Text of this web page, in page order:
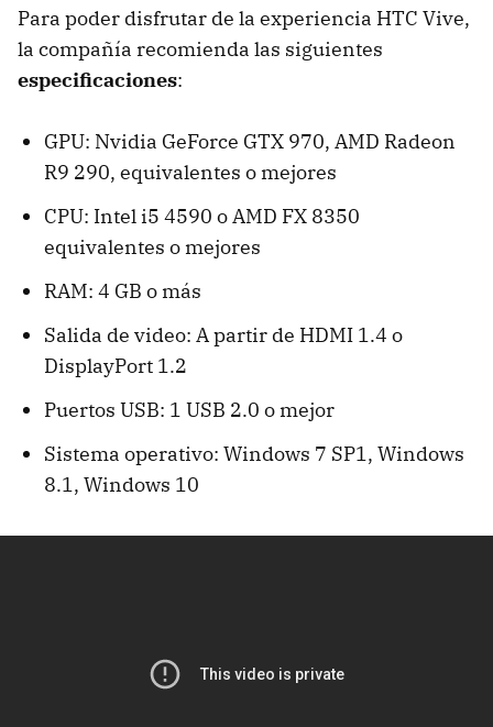
Para poder disfrutar de la experiencia HTC Vive,
la compañía recomienda las siguientes
especificaciones:
GPU: Nvidia GeForce GTX 970, AMD Radeon
R9 290, equivalentes o mejores
CPU: Intel i5 4590 o AMD FX 8350
equivalentes o mejores
RAM: 4 GB o más
Salida de video: A partir de HDMI 1.4 o
DisplayPort 1.2
Puertos USB: 1 USB 2.0 o mejor
Sistema operativo: Windows 7 SP1, Windows
8.1, Windows 10